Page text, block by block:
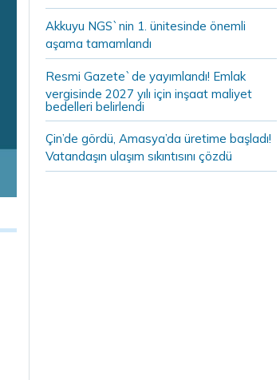
Akkuyu NGS`nin 1. ünitesinde önemli
aşama tamamlandı
Resmi Gazete`de yayımlandı! Emlak
vergisinde 2027 yılı için inşaat maliyet
bedelleri belirlendi
Çin’de gördü, Amasya’da üretime başladı!
Vatandaşın ulaşım sıkıntısını çözdü